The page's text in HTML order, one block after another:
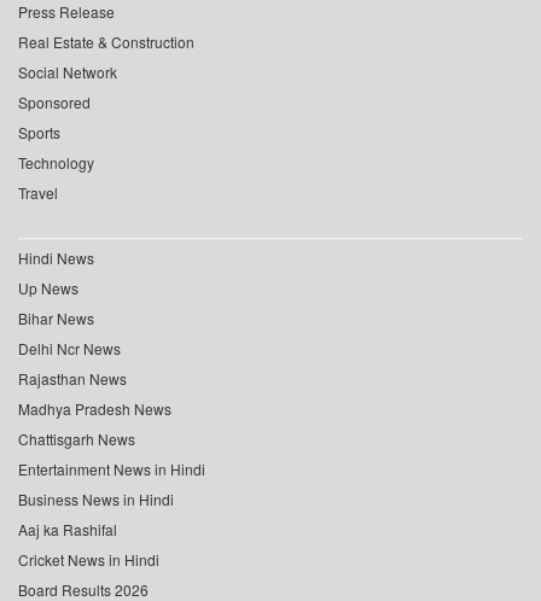
Press Release
Real Estate & Construction
Social Network
Sponsored
Sports
Technology
Travel
Hindi News
Up News
Bihar News
Delhi Ncr News
Rajasthan News
Madhya Pradesh News
Chattisgarh News
Entertainment News in Hindi
Business News in Hindi
Aaj ka Rashifal
Cricket News in Hindi
Board Results 2026